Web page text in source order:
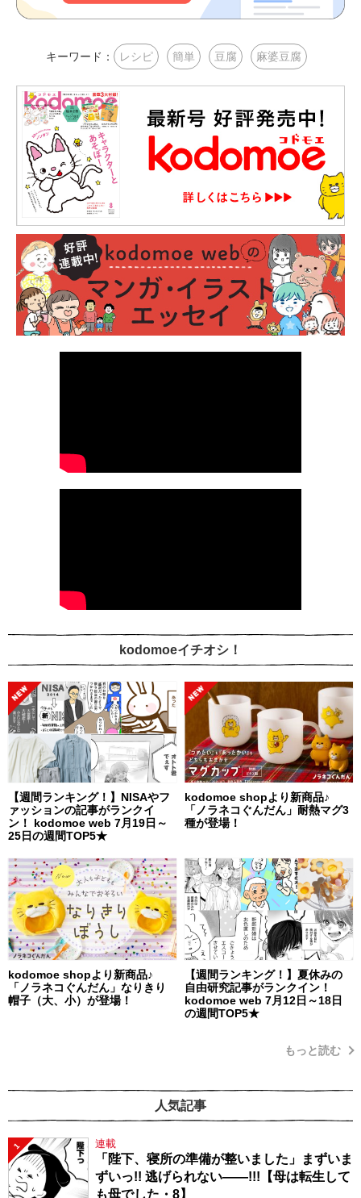
キーワード： レシピ 簡単 豆腐 麻婆豆腐
kodomoeイチオシ！
【週間ランキング！】NISAやフ
ァッションの記事がランクイ
ン！ kodomoe web 7月19日～
25日の週間TOP5★
kodomoe shopより新商品♪
「ノラネコぐんだん」耐熱マグ3
種が登場！
kodomoe shopより新商品♪
「ノラネコぐんだん」なりきり
帽子（大、小）が登場！
【週間ランキング！】夏休みの
自由研究記事がランクイン！
kodomoe web 7月12日～18日
の週間TOP5★
もっと読む
人気記事
1 連載
「陛下、寝所の準備が整いました」まずいま
ずいっ!! 逃げられない――!!!【母は転生して
も母でした・8】